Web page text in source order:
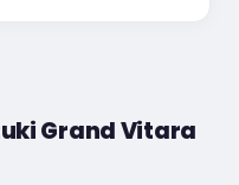
Grand Vitara